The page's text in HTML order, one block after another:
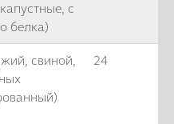
с
белка)
свиной,
24